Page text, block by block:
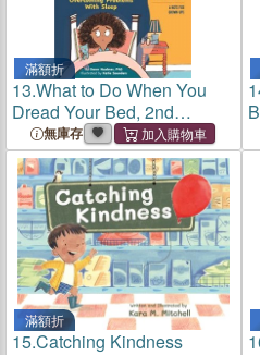
滿額折
13.What to Do When You
Dread Your Bed, 2nd
Edition: A Kid's Guide to
Overcoming Problems with
Sleep
無庫存
滿額折
15.Catching Kindness